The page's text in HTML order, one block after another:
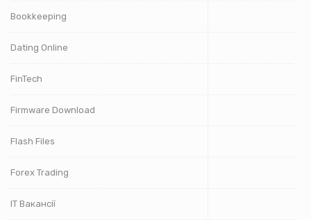
Bookkeeping
Dating Online
FinTech
Firmware Download
Flash Files
Forex Trading
IT Вакансії